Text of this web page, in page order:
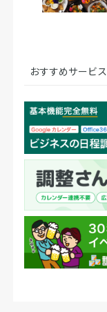
おすすめサービス